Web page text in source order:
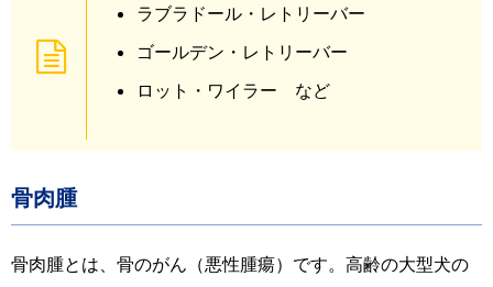
ラブラドール・レトリーバー
ゴールデン・レトリーバー
ロット・ワイラー など
骨肉腫
骨肉腫とは、骨のがん（悪性腫瘍）です。高齢の大型犬の